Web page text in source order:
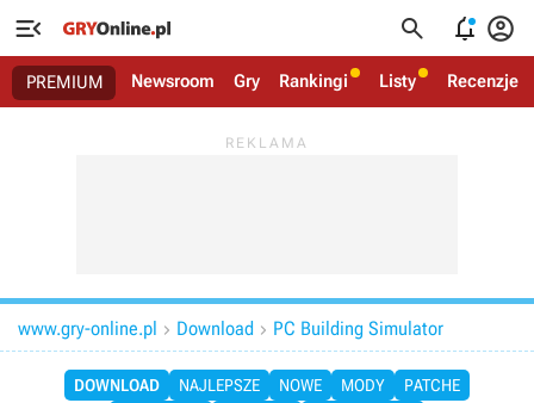
   
PREMIUM Newsroom Gry Rankingi Listy Recenzje
www.gry-online.pl  Download  PC Building Simulator
DOWNLOAD NAJLEPSZE NOWE MODY
PATCHE